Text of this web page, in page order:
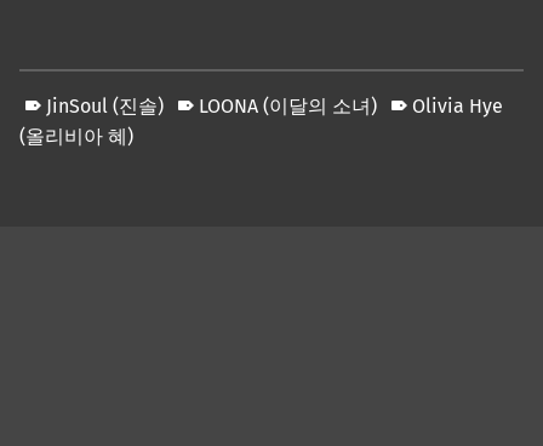
JinSoul (진솔) LOONA (이달의 소녀)
Olivia Hye
(올리비아 혜)